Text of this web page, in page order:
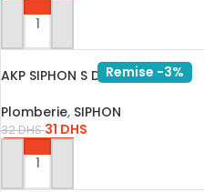
AJOUTER AU PANIER
Remise -3%
AKP SIPHON S DE SOL 75/45 A
Plomberie, SIPHON
32DHS 31 DHS
AJOUTER AU PANIER